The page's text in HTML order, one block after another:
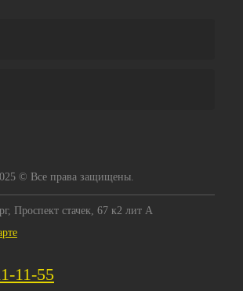
© Все права защищены.
Проспект стачек, 67 к2 лит А
11-55